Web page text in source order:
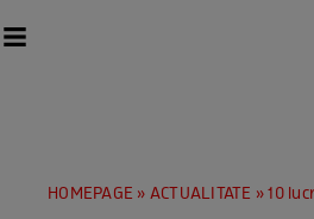
HOMEPAGE »ACTUALITATE » 10